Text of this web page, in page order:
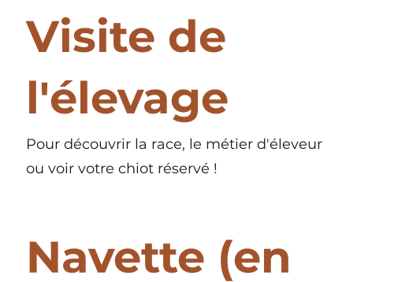
Visite de
l'élevage
Pour découvrir la race, le métier d'éleveur
ou voir votre chiot réservé !
Navette (en